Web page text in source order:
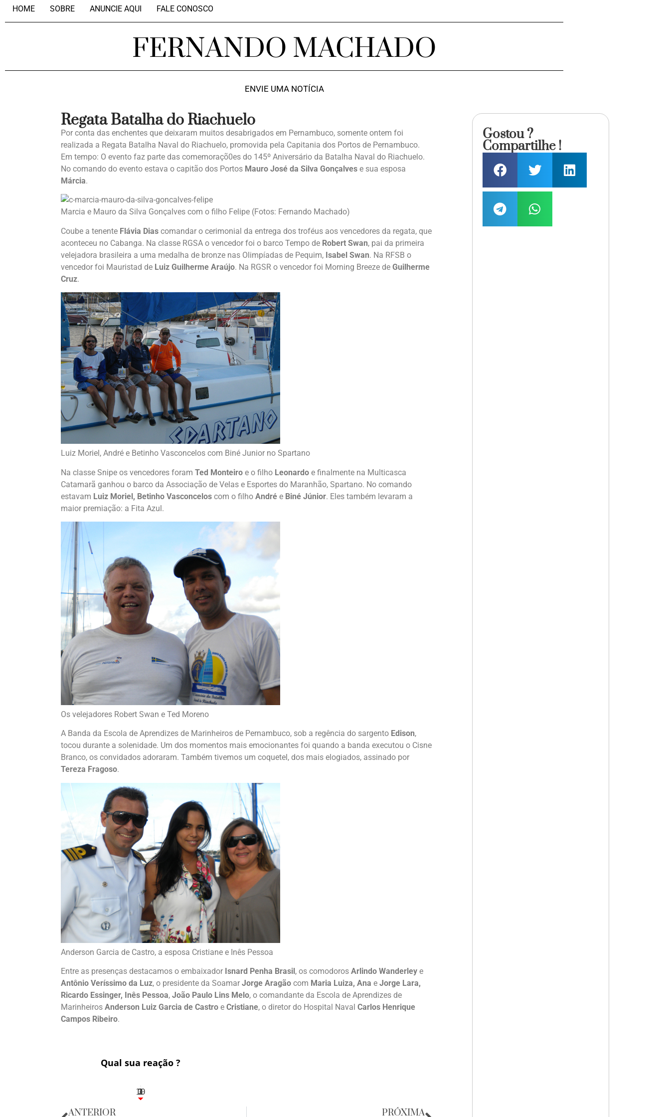
HOME SOBRE ANUNCIE AQUI FALE CONOSCO
FERNANDO MACHADO
ENVIE UMA NOTÍCIA
Regata Batalha do Riachuelo
Por conta das enchentes que deixaram muitos desabrigados em Pernambuco, somente ontem foi
realizada a Regata Batalha Naval do Riachuelo, promovida pela Capitania dos Portos de Pernambuco.
Em tempo: O evento faz parte das comemoraçõ0es do 145º Aniversário da Batalha Naval do Riachuelo.
No comando do evento estava o capitão dos Portos Mauro José da Silva Gonçalves e sua esposa
Márcia.
Marcia e Mauro da Silva Gonçalves com o filho Felipe (Fotos: Fernando Machado)
Coube a tenente Flávia Dias comandar o cerimonial da entrega dos troféus aos vencedores da regata, que
aconteceu no Cabanga. Na classe RGSA o vencedor foi o barco Tempo de Robert Swan, pai da primeira
velejadora brasileira a uma medalha de bronze nas Olimpíadas de Pequim, Isabel Swan. Na RFSB o
vencedor foi Mauristad de Luiz Guilherme Araújo. Na RGSR o vencedor foi Morning Breeze de Guilherme
Cruz.
Luiz Moriel, André e Betinho Vasconcelos com Biné Junior no Spartano
Na classe Snipe os vencedores foram Ted Monteiro e o filho Leonardo e finalmente na Multicasca
Catamarã ganhou o barco da Associação de Velas e Esportes do Maranhão, Spartano. No comando
estavam Luiz Moriel, Betinho Vasconcelos com o filho André e Biné Júnior. Eles também levaram a
maior premiação: a Fita Azul.
Os velejadores Robert Swan e Ted Moreno
A Banda da Escola de Aprendizes de Marinheiros de Pernambuco, sob a regência do sargento Edison,
tocou durante a solenidade. Um dos momentos mais emocionantes foi quando a banda executou o Cisne
Branco, os convidados adoraram. Também tivemos um coquetel, dos mais elogiados, assinado por
Tereza Fragoso.
Anderson Garcia de Castro, a esposa Cristiane e Inês Pessoa
Entre as presenças destacamos o embaixador Isnard Penha Brasil, os comodoros Arlindo Wanderley e
Antônio Veríssimo da Luz, o presidente da Soamar Jorge Aragão com Maria Luiza, Ana e Jorge Lara,
Ricardo Essinger, Inês Pessoa, João Paulo Lins Melo, o comandante da Escola de Aprendizes de
Marinheiros Anderson Luiz Garcia de Castro e Cristiane, o diretor do Hospital Naval Carlos Henrique
Campos Ribeiro.
Qual sua reação ?
3
1
1
2
10
ANTERIOR PRÓXIMA
Gostou ?
Compartilhe !